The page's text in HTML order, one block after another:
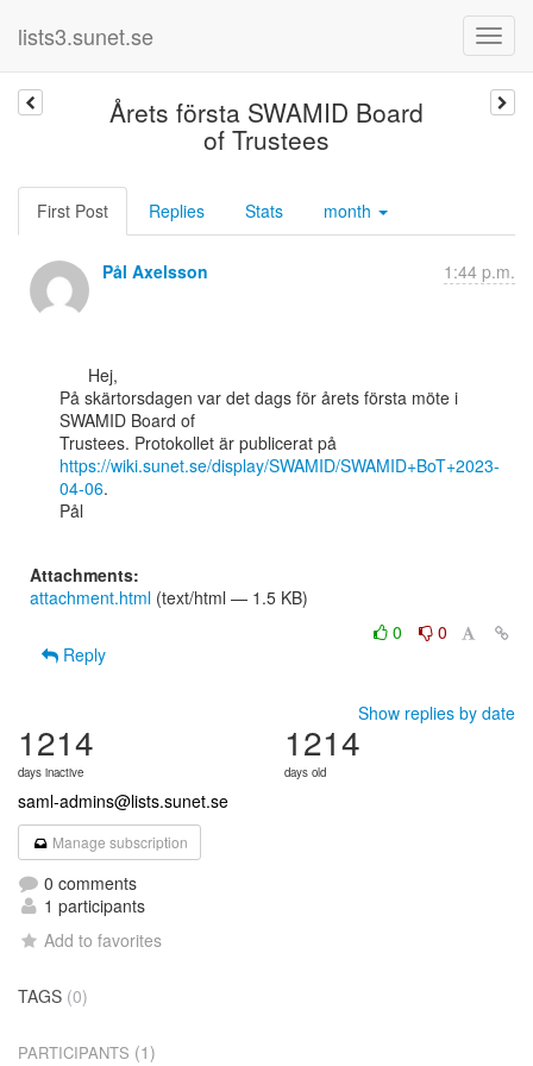
lists3.sunet.se
Årets första SWAMID Board
of Trustees
First Post Replies Stats month
Pål Axelsson 1:44 p.m.
På skärtorsdagen var det dags för årets första möte i
SWAMID Board of
https://wiki.sunet.se/display/SWAMID/SWAMID+BoT+2023-
04-06.
Pål
Attachments:
attachment.html (text/html — 1.5 KB)
0
0
Reply
Show replies by date
1214
days inactive
1214
days old
saml-admins@lists.sunet.se
Manage subscription
0 comments
1 participants
Add to favorites
TAGS (0)
PARTICIPANTS (1)